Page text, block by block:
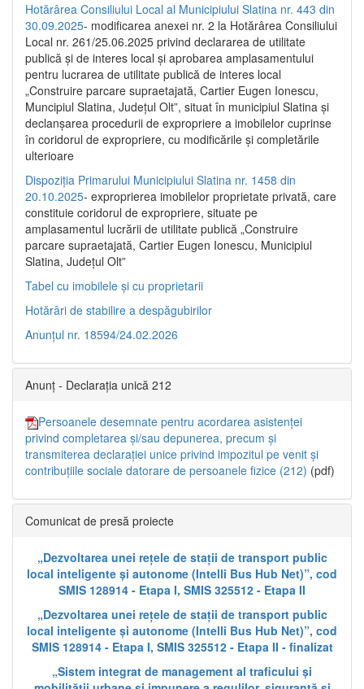
Hotărârea Consiliului Local al Municipiului Slatina nr. 443 din
30.09.2025- modificarea anexei nr. 2 la Hotărârea Consiliului
Local nr. 261/25.06.2025 privind declararea de utilitate
publică şi de interes local şi aprobarea amplasamentului
pentru lucrarea de utilitate publică de interes local
„Construire parcare supraetajată, Cartier Eugen Ionescu,
Muncipiul Slatina, Judeţul Olt”, situat în municipiul Slatina şi
declanşarea procedurii de expropriere a imobilelor cuprinse
în coridorul de expropriere, cu modificările şi completările
ulterioare
Dispoziția Primarului Municipiului Slatina nr. 1458 din
20.10.2025- exproprierea imobilelor proprietate privată, care
constituie coridorul de expropriere, situate pe
amplasamentul lucrării de utilitate publică „Construire
parcare supraetajată, Cartier Eugen Ionescu, Municipiul
Slatina, Județul Olt”
Tabel cu imobilele și cu proprietarii
Hotărâri de stabilire a despăgubirilor
Anunțul nr. 18594/24.02.2026
Anunț - Declarația unică 212
Persoanele desemnate pentru acordarea asistenței
privind completarea și/sau depunerea, precum și
transmiterea declarației unice privind impozitul pe venit și
contribuțiile sociale datorare de persoanele fizice (212) (pdf)
Comunicat de presă proiecte
„Dezvoltarea unei rețele de stații de transport public
local inteligente și autonome (Intelli Bus Hub Net)”, cod
SMIS 128914 - Etapa I, SMIS 325512 - Etapa II
„Dezvoltarea unei rețele de stații de transport public
local inteligente și autonome (Intelli Bus Hub Net)”, cod
SMIS 128914 - Etapa I, SMIS 325512 - Etapa II - finalizat
„Sistem integrat de management al traficului și